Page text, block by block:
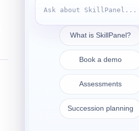
Póngase en contacto
sales@skillpanel.com
Hable con Ventas: